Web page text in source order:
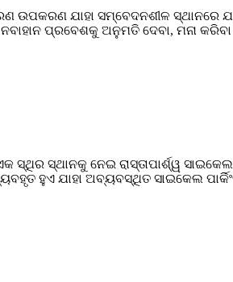
ଉପକରଣ ଯାହା ସମ୍ବେଦନଶୀଳ
ପ୍ରବେଶକୁ ଅନୁମତି ଦେବା, ମନା କରିବା
ସ୍ଥାନକୁ ନେଇ ରାସ୍ତାପାର୍ଶ୍ୱ ସାଇକେଲ
ହୁଏ ଯାହା ଅବ୍ୟବସ୍ଥିତ ସାଇକେଲ